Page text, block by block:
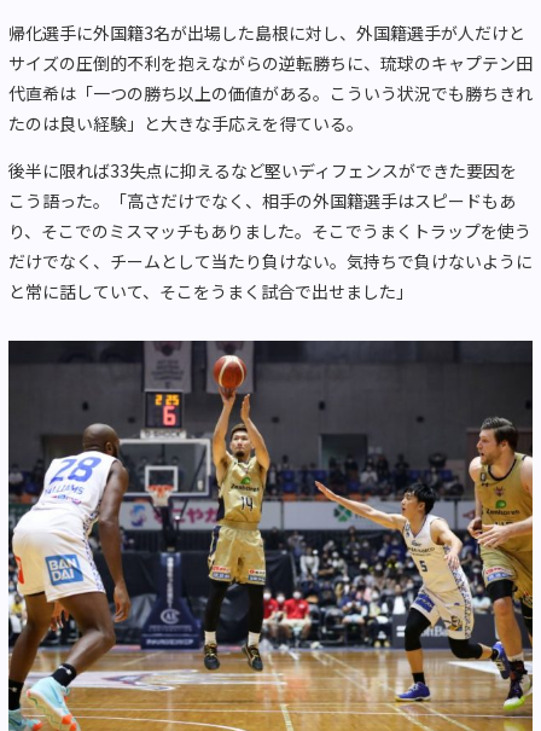
帰化選手に外国籍3名が出場した島根に対し、外国籍選手が人だけと
サイズの圧倒的不利を抱えながらの逆転勝ちに、琉球のキャプテン田
代直希は「一つの勝ち以上の価値がある。こういう状況でも勝ちきれ
たのは良い経験」と大きな手応えを得ている。
後半に限れば33失点に抑えるなど堅いディフェンスができた要因を
こう語った。「高さだけでなく、相手の外国籍選手はスピードもあ
り、そこでのミスマッチもありました。そこでうまくトラップを使う
だけでなく、チームとして当たり負けない。気持ちで負けないように
と常に話していて、そこをうまく試合で出せました」